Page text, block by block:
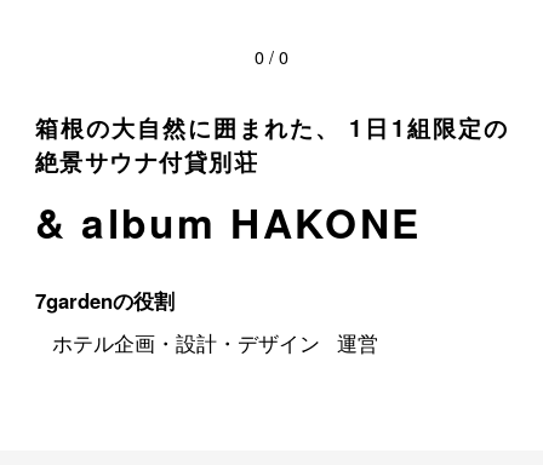
0 / 0
箱根の大自然に囲まれた、 1日1組限定の
絶景サウナ付貸別荘
& album HAKONE
7gardenの役割
ホテル企画・設計・デザイン
運営